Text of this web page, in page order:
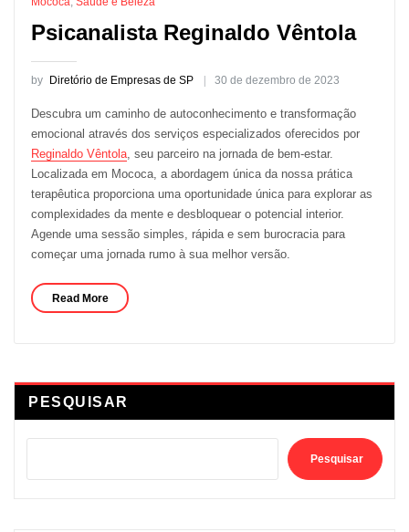
Psicanalista Reginaldo Vêntola
by Diretório de Empresas de SP 30 de dezembro de 2023
Descubra um caminho de autoconhecimento e transformação
emocional através dos serviços especializados oferecidos por
Reginaldo Vêntola, seu parceiro na jornada de bem-estar.
Localizada em Mococa, a abordagem única da nossa prática
terapêutica proporciona uma oportunidade única para explorar as
complexidades da mente e desbloquear o potencial interior.
Agende uma sessão simples, rápida e sem burocracia para
começar uma jornada rumo à sua melhor versão.
Read More
PESQUISAR
Pesquisar